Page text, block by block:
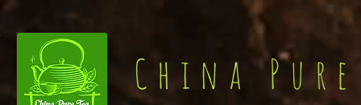
China